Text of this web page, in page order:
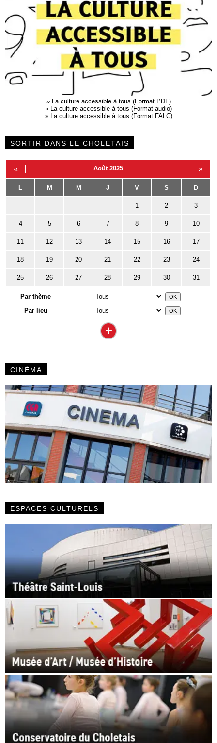
» La culture accessible à tous (Format PDF)
» La culture accessible à tous (Format audio)
» La culture accessible à tous (Format FALC)
SORTIR DANS LE CHOLETAIS
« Août 2025 »
L M M J V S D
1 2 3
4 5 6 7 8 9 10
11 12 13 14 15 16 17
18 19 20 21 22 23 24
25 26 27 28 29 30 31
Par thème
Par lieu
+
CINÉMA
ESPACES CULTURELS